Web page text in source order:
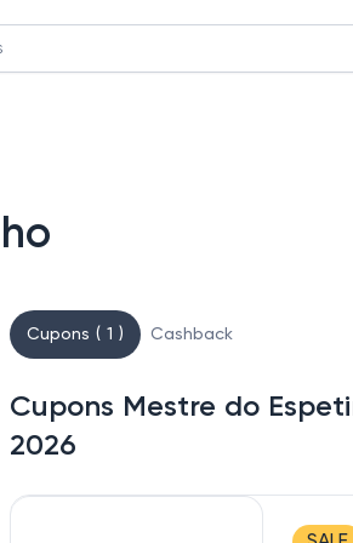
Cupons ( 1 ) Cashback
Cupons Mestre do
2026